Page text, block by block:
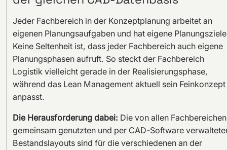
Jeder Fachbereich in der Konzeptplanung arbeitet an
eigenen Planungsaufgaben und hat eigene
Keine Seltenheit ist, dass jeder Fachbereich auch eigene
Planungsphasen aufruft. So steckt der Fachbereich
Logistik vielleicht gerade in der Realisierungsphase,
während das Lean Management aktuell sein Feinkonzept
anpasst.
Die Herausforderung dabei: Die von allen Fachbereichen
gemeinsam genutzten und per CAD-Software
Bestandslayouts sind für die verschiedenen an der